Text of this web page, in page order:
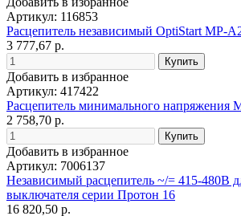
Артикул: 116853
Расцепитель независимый OptiStart MP-
3 777,67 р.
Добавить в избранное
Артикул: 417422
Расцепитель минимального напряжения
2 758,70 р.
Добавить в избранное
Артикул: 7006137
Независимый расцепитель ~/= 415-480B
выключателя серии Протон 16
16 820,50 р.